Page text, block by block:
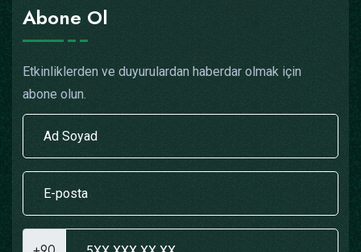
Abone Ol
Etkinliklerden ve duyurulardan haberdar olmak için
abone olun.